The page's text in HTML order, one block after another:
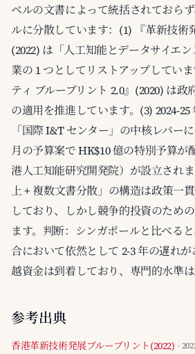
ベルの文書によって統括されておら
ルに分散しています：(1) 『革新技術
(2022) は「人工知能とデータサイエ
業の 1 つとしてリストアップしてい
ティ ブループリント 2.0』(2020) は
の適用を推進しています。(3) 2024-
「国際 I&T センター」の中核レバー
月の予算案で HK$10 億の特別予算
港人工知能研究開発院）が設立され
上 + 複数文書分散」の構造は政策一
しており、しかし競争的投資のため
ます。判断：シンガポールと比べる
合において依然として 2-3 年の遅れ
越資金は到着しており、専門的水準は
参考出典
香港革新技術発展ブループリント(2022) ·